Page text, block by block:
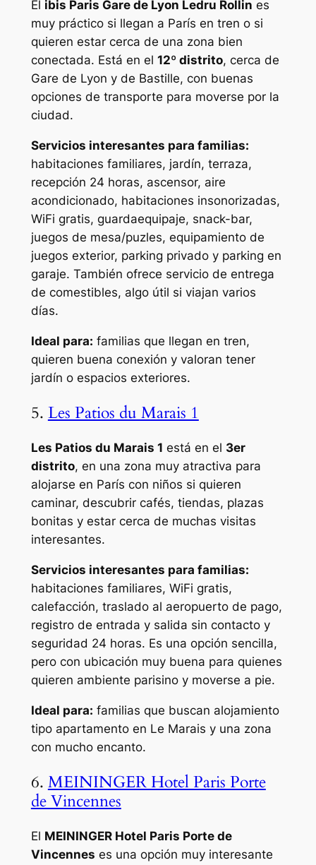
El ibis Paris Gare de Lyon Ledru Rollin es
muy práctico si llegan a París en tren o si
quieren estar cerca de una zona bien
conectada. Está en el 12º distrito, cerca de
Gare de Lyon y de Bastille, con buenas
opciones de transporte para moverse por la
ciudad.
Servicios interesantes para familias:
habitaciones familiares, jardín, terraza,
recepción 24 horas, ascensor, aire
acondicionado, habitaciones insonorizadas,
WiFi gratis, guardaequipaje, snack-bar,
juegos de mesa/puzles, equipamiento de
juegos exterior, parking privado y parking en
garaje. También ofrece servicio de entrega
de comestibles, algo útil si viajan varios
días.
Ideal para: familias que llegan en tren,
quieren buena conexión y valoran tener
jardín o espacios exteriores.
5. Les Patios du Marais 1
Les Patios du Marais 1 está en el 3er
distrito, en una zona muy atractiva para
alojarse en París con niños si quieren
caminar, descubrir cafés, tiendas, plazas
bonitas y estar cerca de muchas visitas
interesantes.
Servicios interesantes para familias:
habitaciones familiares, WiFi gratis,
calefacción, traslado al aeropuerto de pago,
registro de entrada y salida sin contacto y
seguridad 24 horas. Es una opción sencilla,
pero con ubicación muy buena para quienes
quieren ambiente parisino y moverse a pie.
Ideal para: familias que buscan alojamiento
tipo apartamento en Le Marais y una zona
con mucho encanto.
6. MEININGER Hotel Paris Porte
de Vincennes
El MEININGER Hotel Paris Porte de
Vincennes es una opción muy interesante